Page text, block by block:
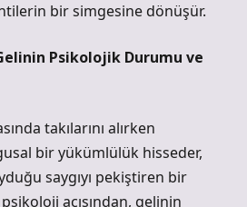
bir simgesine dönüşür.
Psikolojik Durumu ve
takılarını alırken
bir yükümlülük hisseder,
saygıyı pekiştiren bir
açısından, gelinin